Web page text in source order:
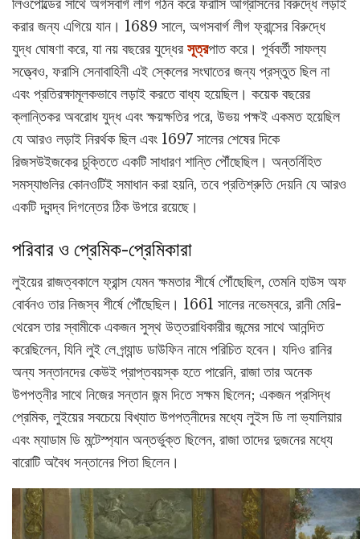
লিওপোল্ডের সাথে অগসবার্গ লীগ গঠন করে ফরাসি আগ্রাসনের বিরুদ্ধে লড়াই
করার জন্য এগিয়ে যান। 1689 সালে, অগসবার্গ লীগ ফ্রান্সের বিরুদ্ধে
যুদ্ধ ঘোষণা করে, যা নয় বছরের যুদ্ধের সূত্রপাত করে। পূর্ববর্তী সাফল্য
সত্ত্বেও, ফরাসি সেনাবাহিনী এই স্কেলের সংঘাতের জন্য প্রস্তুত ছিল না
এবং প্রতিরক্ষামূলকভাবে লড়াই করতে বাধ্য হয়েছিল। কয়েক বছরের
ক্লান্তিকর অবরোধ যুদ্ধ এবং ক্ষয়ক্ষতির পরে, উভয় পক্ষই একমত হয়েছিল
যে আরও লড়াই নিরর্থক ছিল এবং 1697 সালের শেষের দিকে
রিজসউইজকের চুক্তিতে একটি সাধারণ শান্তি পৌঁছেছিল। অন্তর্নিহিত
সমস্যাগুলির কোনওটিই সমাধান করা হয়নি, তবে প্রতিশ্রুতি দেয়নি যে আরও
একটি দ্বন্দ্ব দিগন্তের ঠিক উপরে রয়েছে।
পরিবার ও প্রেমিক-প্রেমিকারা
লুইয়ের রাজত্বকালে ফ্রান্স যেমন ক্ষমতার শীর্ষে পৌঁছেছিল, তেমনি হাউস অফ
বোর্বনও তার নিজস্ব শীর্ষে পৌঁছেছিল। 1661 সালের নভেম্বরে, রানী মেরি-
থেরেস তার স্বামীকে একজন সুস্থ উত্তরাধিকারীর জন্মের সাথে আনন্দিত
করেছিলেন, যিনি লুই লে গ্র্যান্ড ডাউফিন নামে পরিচিত হবেন। যদিও রানির
অন্য সন্তানদের কেউই প্রাপ্তবয়স্ক হতে পারেনি, রাজা তার অনেক
উপপত্নীর সাথে নিজের সন্তান জন্ম দিতে সক্ষম ছিলেন; একজন প্রসিদ্ধ
প্রেমিক, লুইয়ের সবচেয়ে বিখ্যাত উপপত্নীদের মধ্যে লুইস ডি লা ভ্যালিয়ার
এবং ম্যাডাম ডি মন্টেস্প্যান অন্তর্ভুক্ত ছিলেন, রাজা তাদের দুজনের মধ্যে
বারোটি অবৈধ সন্তানের পিতা ছিলেন।